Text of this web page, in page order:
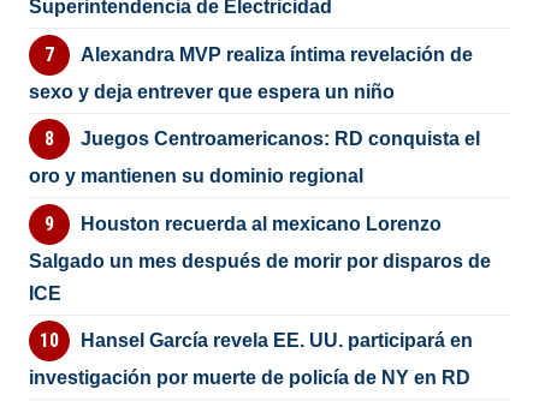
Superintendencia de Electricidad
Alexandra MVP realiza íntima revelación de
sexo y deja entrever que espera un niño
Juegos Centroamericanos: RD conquista el
oro y mantienen su dominio regional
Houston recuerda al mexicano Lorenzo
Salgado un mes después de morir por disparos de
ICE
Hansel García revela EE. UU. participará en
investigación por muerte de policía de NY en RD